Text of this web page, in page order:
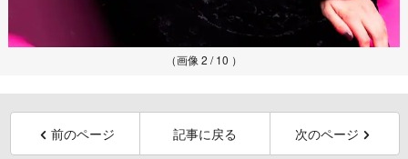
（画像 2 / 10 ）
前のページ 記事に戻る 次のページ